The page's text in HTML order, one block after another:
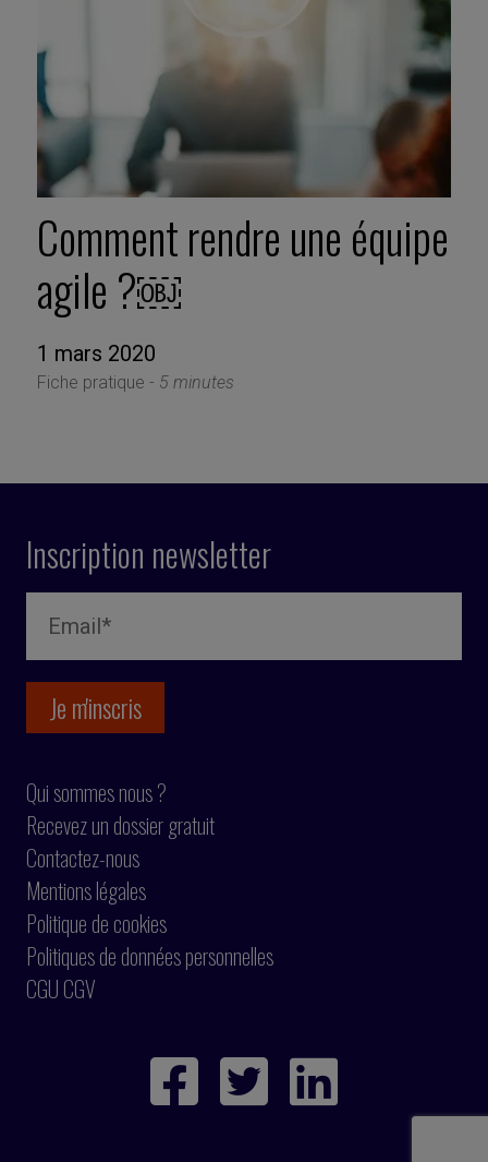
Comment rendre une équipe
agile ?￼
1 mars 2020
Fiche pratique - 5 minutes
Inscription newsletter
Qui sommes nous ?
Recevez un dossier gratuit
Contactez-nous
Mentions légales
Politique de cookies
Politiques de données personnelles
CGU CGV